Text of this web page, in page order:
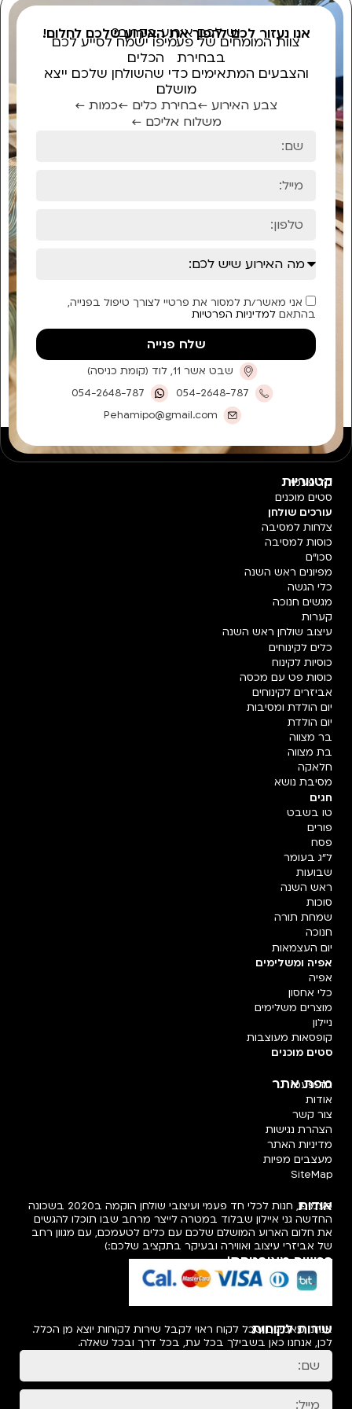
יש לכם אירוע בקרוב?
אנו נעזור לכם להפוך את האירוע שלכם לחלום!
צוות המומחים של פעמיפו ישמח לסייע לכם
בבחירת הכלים
והצבעים המתאימים כדי שהשולחן שלכם ייצא
מושלם
צבע האירוע ←בחירת כלים ←כמות ←
משלוח אליכם ←
אני מאשר/ת למסור את פרטיי לצורך טיפול בפנייה,
בהתאם למדיניות הפרטיות
שלח פנייה
שבט אשר 11, לוד (קומת כניסה)
054-2648-787
054-2648-787
Pehamipo@gmail.com
קטגוריות
חד פעמי
סטים מוכנים
עורכים שולחן
צלחות למסיבה
כוסות למסיבה
סכו"ם
מפיונים ראש השנה
כלי הגשה
מגשים חנוכה
קערות
עיצוב שולחן ראש השנה
כלים לקינוחים
כוסיות לקינוח
כוסות פט עם מכסה
אביזרים לקינוחים
יום הולדת ומסיבות
יום הולדת
בר מצווה
בת מצווה
חלאקה
מסיבת נושא
חגים
טו בשבט
פורים
פסח
ל"ג בעומר
שבועות
ראש השנה
סוכות
שמחת תורה
חנוכה
יום העצמאות
אפיה ומשלימים
אפיה
כלי אחסון
מוצרים משלימים
ניילון
קופסאות מעוצבות
סטים מוכנים
מפת אתר
חד פעמי
אודות
צור קשר
הצהרת נגישות
מדיניות האתר
מעצבים מפיות
SiteMap
אודות
פעמיפו, חנות לכלי חד פעמי ועיצובי שולחן הוקמה ב2020 בשכונה
החדשה גני איילון שבלוד במטרה לייצר מרחב שבו תוכלו להגשים
את חלום הארוע המושלם שלכם עם כלים לטעמכם, עם מגוון רחב
של אביזרי עיצוב ואווירה ובעיקר בתקציב שלכם:)
רכישה מאובטחת!
שירות לקוחות
אנחנו מאמינים שכל לקוח ראוי לקבל שירות לקוחות יוצא מן הכלל.
לכן, אנחנו כאן בשבילך בכל עת, בכל דרך ובכל שאלה.